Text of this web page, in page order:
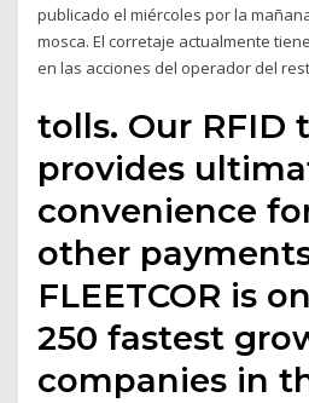
publicado el miércoles por la
mosca. El corretaje actualmente
en las acciones del operador del
tolls. Our RFID
provides
convenience
other
FLEETCOR is
250 fastest
companies in